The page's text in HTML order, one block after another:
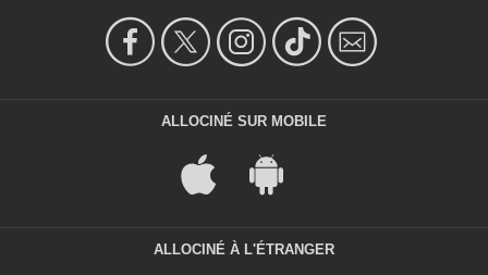
ALLOCINÉ SUR MOBILE
ALLOCINÉ À L'ÉTRANGER